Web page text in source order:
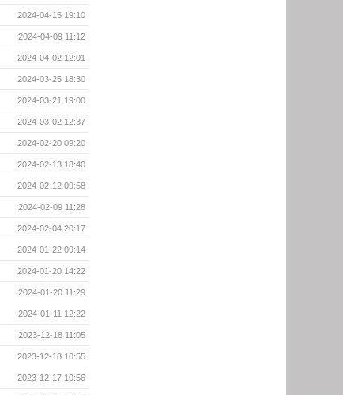
2024-04-15 19:10
2024-04-09 11:12
2024-04-02 12:01
2024-03-25 18:30
2024-03-21 19:00
2024-03-02 12:37
2024-02-20 09:20
2024-02-13 18:40
2024-02-12 09:58
2024-02-09 11:28
2024-02-04 20:17
2024-01-22 09:14
2024-01-20 14:22
2024-01-20 11:29
2024-01-11 12:22
2023-12-18 11:05
2023-12-18 10:55
2023-12-17 10:56